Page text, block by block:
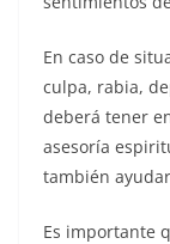
En caso de
culpa, rabia,
deberá tener
ase­soría
también
Es importante